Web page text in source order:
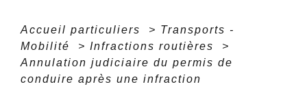
Accueil particuliers > Transports -
Mobilité
> Infractions routières
>
Annulation judiciaire du permis de
conduire après une infraction